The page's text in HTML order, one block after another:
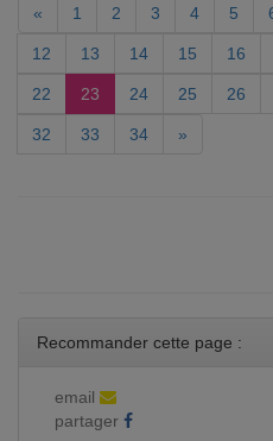
«
1 2 3 4 5
12 13 14 15 16
22 23 24 25 26
32 33 34 »
Recommander cette page :
email
partager